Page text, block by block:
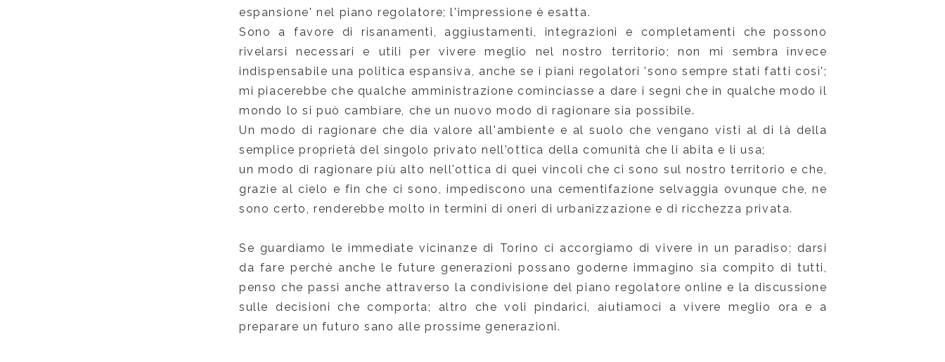
espansione' nel piano regolatore; l'impressione è esatta.
Sono a favore di risanamenti, aggiustamenti, integrazioni e completamenti che possono
rivelarsi necessari e utili per vivere meglio nel nostro territorio; non mi sembra invece
indispensabile una politica espansiva, anche se i piani regolatori 'sono sempre stati fatti così';
mi piacerebbe che qualche amministrazione cominciasse a dare i segni che in qualche modo il
mondo lo si può cambiare, che un nuovo modo di ragionare sia possibile.
Un modo di ragionare che dia valore all'ambiente e al suolo che vengano visti al di là della
semplice proprietà del singolo privato nell'ottica della comunità che li abita e li usa;
un modo di ragionare più alto nell'ottica di quei vincoli che ci sono sul nostro territorio e che,
grazie al cielo e fin che ci sono, impediscono una cementifazione selvaggia ovunque che, ne
sono certo, renderebbe molto in termini di oneri di urbanizzazione e di ricchezza privata.
Se guardiamo le immediate vicinanze di Torino ci accorgiamo di vivere in un paradiso; darsi
da fare perchè anche le future generazioni possano goderne immagino sia compito di tutti,
penso che passi anche attraverso la condivisione del piano regolatore online e la discussione
sulle decisioni che comporta; altro che voli pindarici, aiutiamoci a vivere meglio ora e a
preparare un futuro sano alle prossime generazioni.